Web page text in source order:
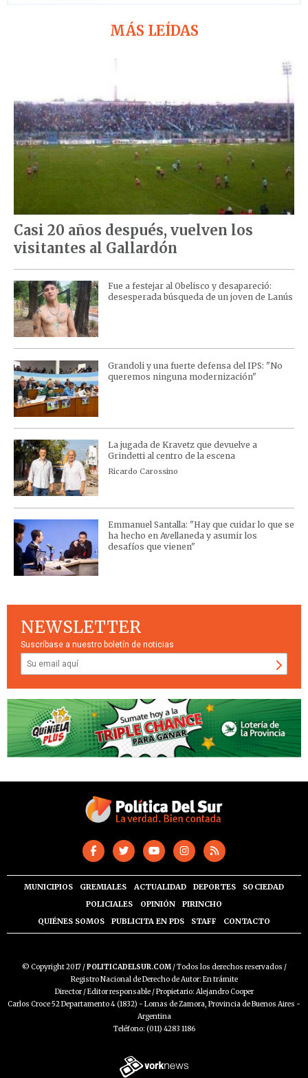
MÁS LEÍDAS
Casi 20 años después, vuelven los
visitantes al Gallardón
Fue a festejar al Obelisco y desapareció:
desesperada búsqueda de un joven de Lanús
Grandoli y una fuerte defensa del IPS: "No
queremos ninguna modernización"
La jugada de Kravetz que devuelve a
Grindetti al centro de la escena
Ricardo Carossino
Emmanuel Santalla: "Hay que cuidar lo que se
ha hecho en Avellaneda y asumir los
desafíos que vienen"
NEWSLETTER
Suscríbase a nuestro boletín de noticias
MUNICIPIOS GREMIALES ACTUALIDAD DEPORTES
SOCIEDAD
POLICIALES
OPINIÓN
PIRINCHO
QUIÉNES SOMOS
PUBLICITA EN PDS STAFF CONTACTO
© Copyright 2017 /POLITICADELSUR.COM/ Todos los derechos reservados /
Registro Nacional de Derecho de Autor: En trámite
Director / Editor responsable / Propietario: Alejandro Cooper
Carlos Croce 52 Departamento 4 (1832) - Lomas de Zamora, Provincia de Buenos Aires -
Argentina
Teléfono: (011) 4283 1186